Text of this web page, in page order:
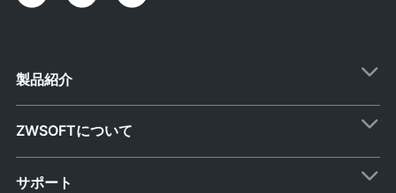
製品紹介
ZWSOFTについて
サポート